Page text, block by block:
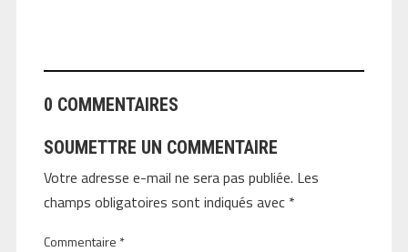
0 COMMENTAIRES
SOUMETTRE UN COMMENTAIRE
Votre adresse e-mail ne sera pas publiée. Les
champs obligatoires sont indiqués avec *
Commentaire *